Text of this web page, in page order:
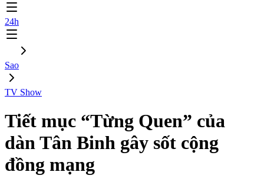
24h
Sao
TV Show
Tiết mục “Từng Quen” của
dàn Tân Binh gây sốt cộng
đồng mạng